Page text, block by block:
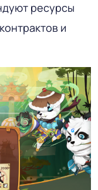
ресурсы
и